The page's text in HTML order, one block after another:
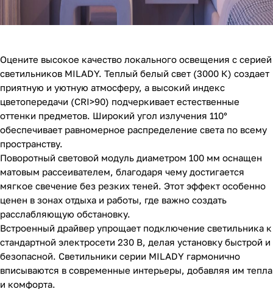
Оцените высокое качество локального освещения с серией
светильников MILADY. Теплый белый свет (3000 К) создает
приятную и уютную атмосферу, а высокий индекс
цветопередачи (CRI>90) подчеркивает естественные
оттенки предметов. Широкий угол излучения 110°
обеспечивает равномерное распределение света по всему
пространству.
Поворотный световой модуль диаметром 100 мм оснащен
матовым рассеивателем, благодаря чему достигается
мягкое свечение без резких теней. Этот эффект особенно
ценен в зонах отдыха и работы, где важно создать
расслабляющую обстановку.
Встроенный драйвер упрощает подключение светильника к
стандартной электросети 230 В, делая установку быстрой и
безопасной. Светильники серии MILADY гармонично
вписываются в современные интерьеры, добавляя им тепла
и комфорта.